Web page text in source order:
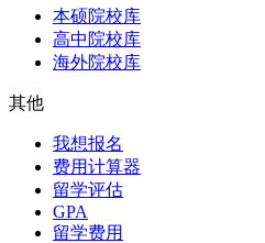
本硕院校库
高中院校库
海外院校库
其他
我想报名
费用计算器
留学评估
GPA
留学费用